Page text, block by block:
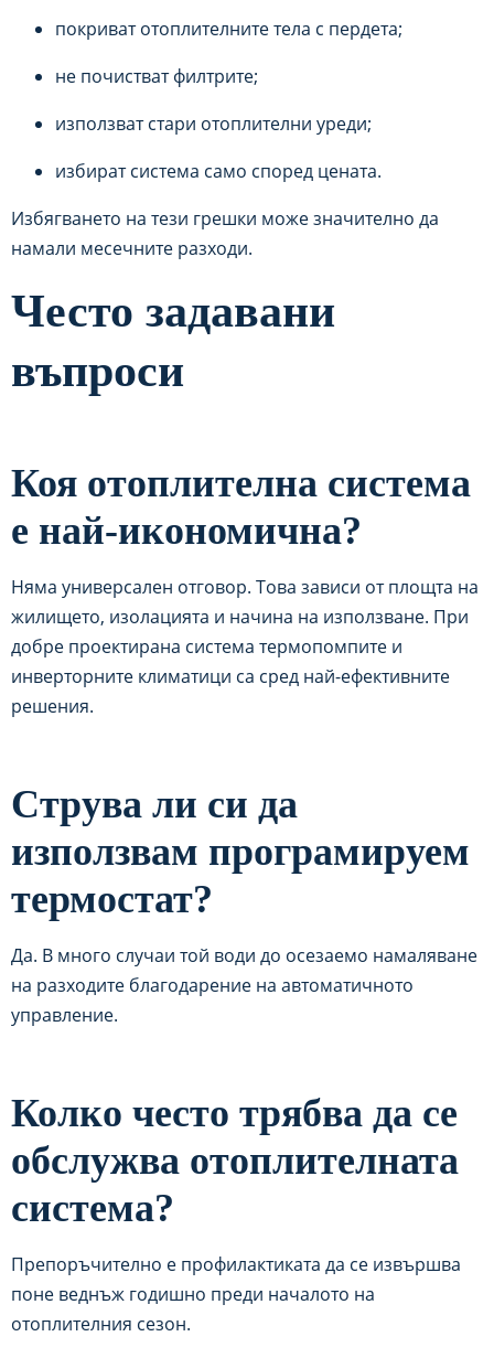
покриват отоплителните тела с пердета;
не почистват филтрите;
използват стари отоплителни уреди;
избират система само според цената.
Избягването на тези грешки може значително да
намали месечните разходи.
Често задавани
въпроси
Коя отоплителна система
е най-икономична?
Няма универсален отговор. Това зависи от площта на
жилището, изолацията и начина на използване. При
добре проектирана система термопомпите и
инверторните климатици са сред най-ефективните
решения.
Струва ли си да
използвам програмируем
термостат?
Да. В много случаи той води до осезаемо намаляване
на разходите благодарение на автоматичното
управление.
Колко често трябва да се
обслужва отоплителната
система?
Препоръчително е профилактиката да се извършва
поне веднъж годишно преди началото на
отоплителния сезон.